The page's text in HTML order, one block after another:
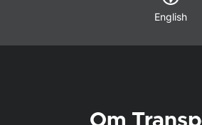
English
Om